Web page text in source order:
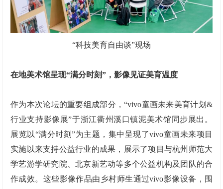
“科技美育自由谈”现场
在地美术馆呈现“满分时刻” ，影像见证美育温度
作为本次论坛的重要组成部分，“vivo童画未来美育计划&
行业支持影像展”于浙江衢州溪口镇泥美术馆同步展出。
展览以“满分时刻”为主题，集中呈现了vivo童画未来项目
实施以来支持公益行业的成果，展示了项目与杭州师范大
学艺游学研究院、北京新艺动等多个公益机构及团队的合
作成效。这些影像作品由乡村师生通过vivo影像设备，围